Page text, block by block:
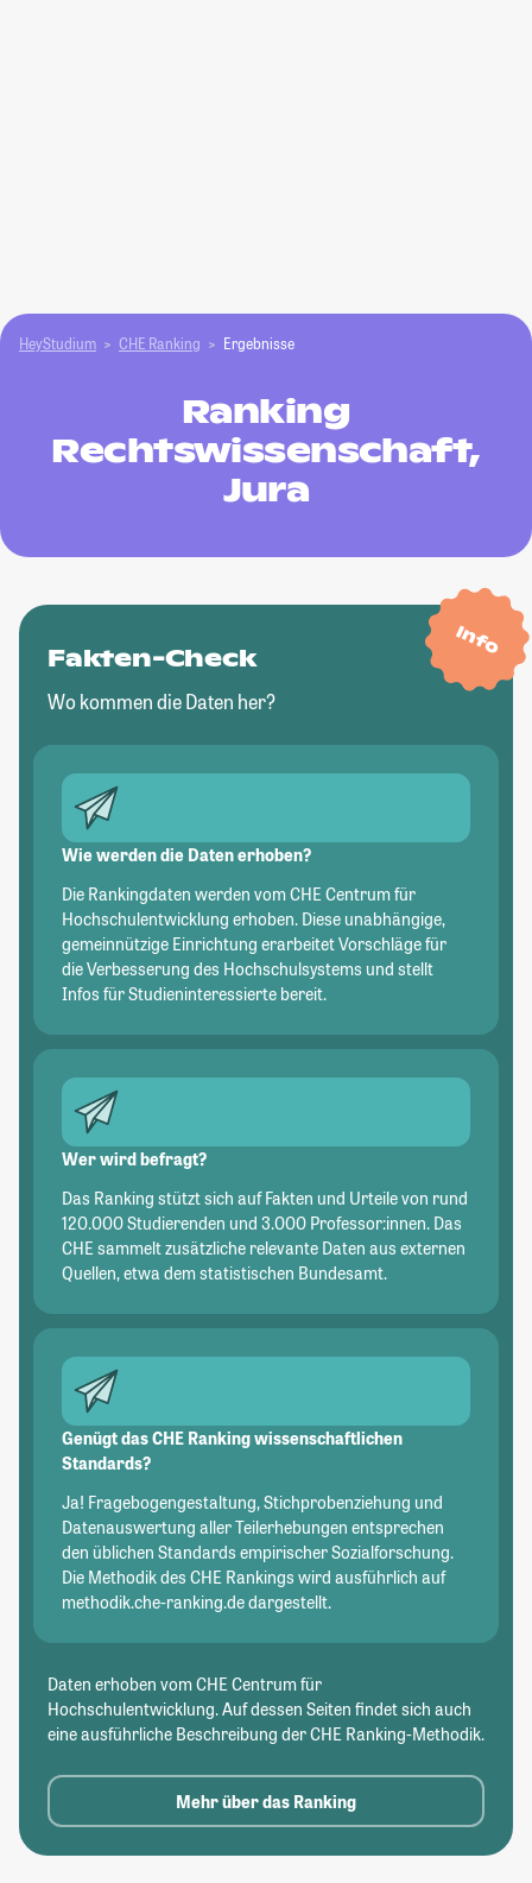
HeyStudium CHE Ranking Ergebnisse
Ranking
Rechtswissenschaft,
Jura
Info
Fakten-Check
Wo kommen die Daten her?
Wie werden die Daten erhoben?
Die Rankingdaten werden vom CHE Centrum für
Hochschulentwicklung erhoben. Diese unabhängige,
gemeinnützige Einrichtung erarbeitet Vorschläge für
die Verbesserung des Hochschulsystems und stellt
Infos für Studieninteressierte bereit.
Wer wird befragt?
Das Ranking stützt sich auf Fakten und Urteile von rund
120.000 Studierenden und 3.000 Professor:innen. Das
CHE sammelt zusätzliche relevante Daten aus externen
Quellen, etwa dem statistischen Bundesamt.
Genügt das CHE Ranking wissenschaftlichen
Standards?
Ja! Fragebogengestaltung, Stichprobenziehung und
Datenauswertung aller Teilerhebungen entsprechen
den üblichen Standards empirischer Sozialforschung.
Die Methodik des CHE Rankings wird ausführlich auf
methodik.che-ranking.de dargestellt.
Daten erhoben vom CHE Centrum für
Hochschulentwicklung. Auf dessen Seiten findet sich auch
eine ausführliche Beschreibung der CHE Ranking-Methodik.
Mehr über das Ranking